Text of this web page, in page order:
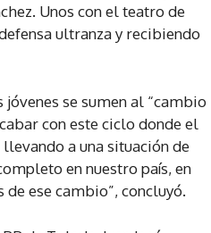
Unos con el teatro de
ultranza y recibiendo
se sumen al “cambio
con este ciclo donde el
a una situación de
en nuestro país, en
ese cambio”, concluyó.